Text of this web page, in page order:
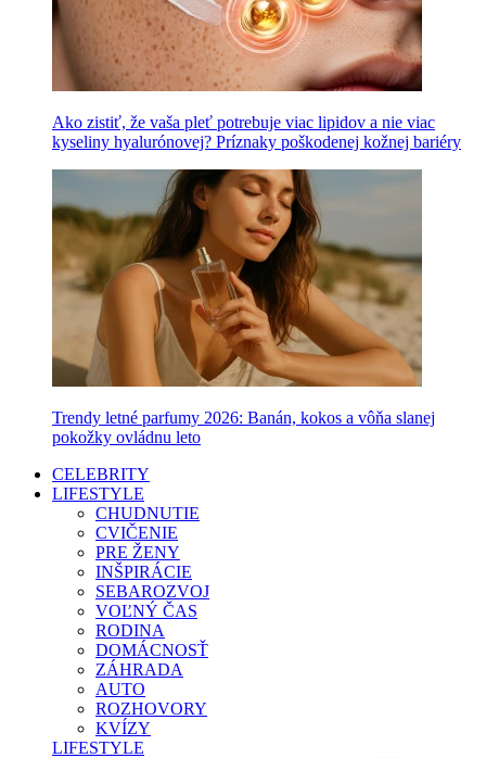
Ako zistiť, že vaša pleť potrebuje viac lipidov a nie viac
kyseliny hyalurónovej? Príznaky poškodenej kožnej bariéry
Trendy letné parfumy 2026: Banán, kokos a vôňa slanej
pokožky ovládnu leto
CELEBRITY
LIFESTYLE
CHUDNUTIE
CVIČENIE
PRE ŽENY
INŠPIRÁCIE
SEBAROZVOJ
VOĽNÝ ČAS
RODINA
DOMÁCNOSŤ
ZÁHRADA
AUTO
ROZHOVORY
KVÍZY
LIFESTYLE